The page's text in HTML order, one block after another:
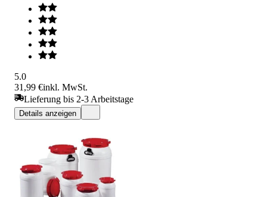
5.0
31,99 €inkl. MwSt.
Lieferung bis 2-3 Arbeitstage
Details anzeigen